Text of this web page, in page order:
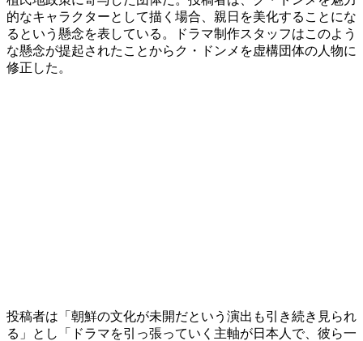
的なキャラクターとして描く場合、親日を美化することにな
るという懸念を表している。ドラマ制作スタッフはこのよう
な懸念が提起されたことからク・ドンメを虚構団体の人物に
修正した。
投稿者は「朝鮮の文化が未開だという演出も引き続き見られ
る」とし「ドラマを引っ張っていく主軸が日本人で、彼ら一